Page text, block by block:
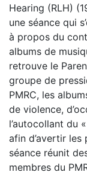
Hearing (RLH)
une séance qui
à propos du
albums de
retrouve le
groupe de
PMRC, les
de violence,
l’autocollant du
afin d’avertir les
séance réunit
membres du